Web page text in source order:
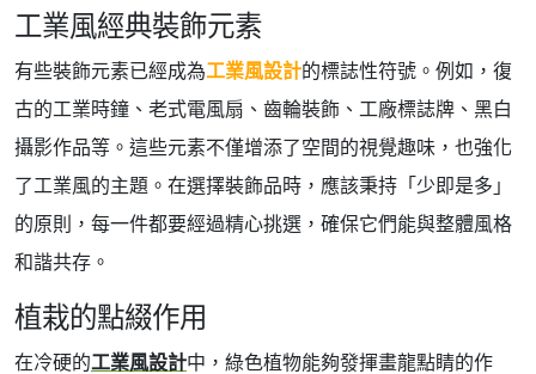
工業風經典裝飾元素
有些裝飾元素已經成為工業風設計的標誌性符號。例如，復
古的工業時鐘、老式電風扇、齒輪裝飾、工廠標誌牌、黑白
攝影作品等。這些元素不僅增添了空間的視覺趣味，也強化
了工業風的主題。在選擇裝飾品時，應該秉持「少即是多」
的原則，每一件都要經過精心挑選，確保它們能與整體風格
和諧共存。
植栽的點綴作用
在冷硬的工業風設計中，綠色植物能夠發揮畫龍點睛的作